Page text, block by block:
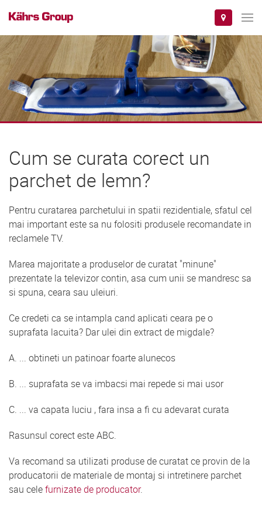
Cum se curata corect un
parchet de lemn?
Pentru curatarea parchetului in spatii rezidentiale, sfatul cel
mai important este sa nu folositi produsele recomandate in
reclamele TV.
Marea majoritate a produselor de curatat "minune"
prezentate la televizor contin, asa cum unii se mandresc sa
si spuna, ceara sau uleiuri.
Ce credeti ca se intampla cand aplicati ceara pe o
suprafata lacuita? Dar ulei din extract de migdale?
A. ... obtineti un patinoar foarte alunecos
B. ... suprafata se va imbacsi mai repede si mai usor
C. ... va capata luciu , fara insa a fi cu adevarat curata
Rasunsul corect este ABC.
Va recomand sa utilizati produse de curatat ce provin de la
producatorii de materiale de montaj si intretinere parchet
sau celefurnizate de producator.